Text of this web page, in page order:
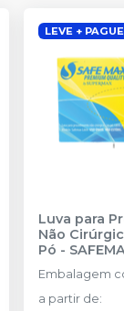
LEVE +
Luva para
Não Cirúrgico
Pó -
Embalagem
a partir de: